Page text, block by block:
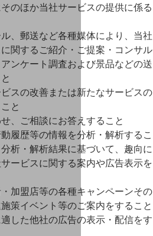
のほか当社サービスの提供に係る
、郵送など各種媒体により、当社
関するご紹介・ご提案・コンサル
ンケート調査および景品などの送
スの改善または新たなサービスの
と
、ご相談にお答えすること
履歴等の情報を分析・解析するこ
析・解析結果に基づいて、趣向に
ービスに関する案内や広告表示を
加盟店等の各種キャンペーンその
策イベント等のご案内をすること
した他社の広告の表示・配信をす